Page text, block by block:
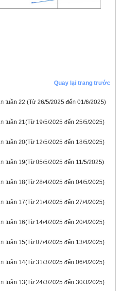
Quay lại trang trước
tuần 22 (Từ 26/5/2025 đến 01/6/2025)
tuần 21(Từ 19/5/2025 đến 25/5/2025)
tuần 20(Từ 12/5/2025 đến 18/5/2025)
tuần 19(Từ 05/5/2025 đến 11/5/2025)
tuần 18(Từ 28/4/2025 đến 04/5/2025)
tuần 17(Từ 21/4/2025 đến 27/4/2025)
tuần 16(Từ 14/4/2025 đến 20/4/2025)
tuần 15(Từ 07/4/2025 đến 13/4/2025)
tuần 14(Từ 31/3/2025 đến 06/4/2025)
tuần 13(Từ 24/3/2025 đến 30/3/2025)